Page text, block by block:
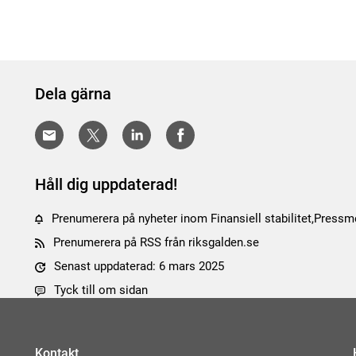
Dela gärna
Håll dig uppdaterad!
Prenumerera på nyheter inom Finansiell
Prenumerera på RSS från riksgalden.se
Senast uppdaterad: 6 mars 2025
Tyck till om sidan